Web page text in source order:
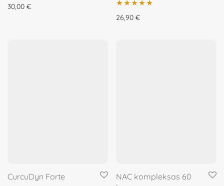
Įvertinimas:
30,00 €
Įvertinimas:
26,90 €
CurcuDyn Forte
NAC kompleksas 60